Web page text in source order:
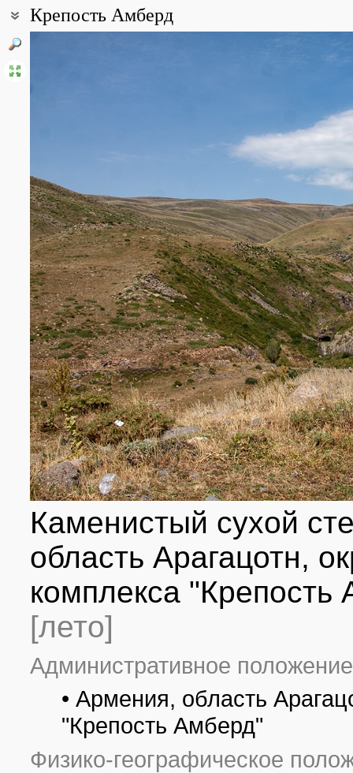
Крепость Амберд
Каменистый сухой
область Арагацотн,
комплекса
[лето]
Административное
• Армения, область
"Крепость Амберд"
Физико-географическое